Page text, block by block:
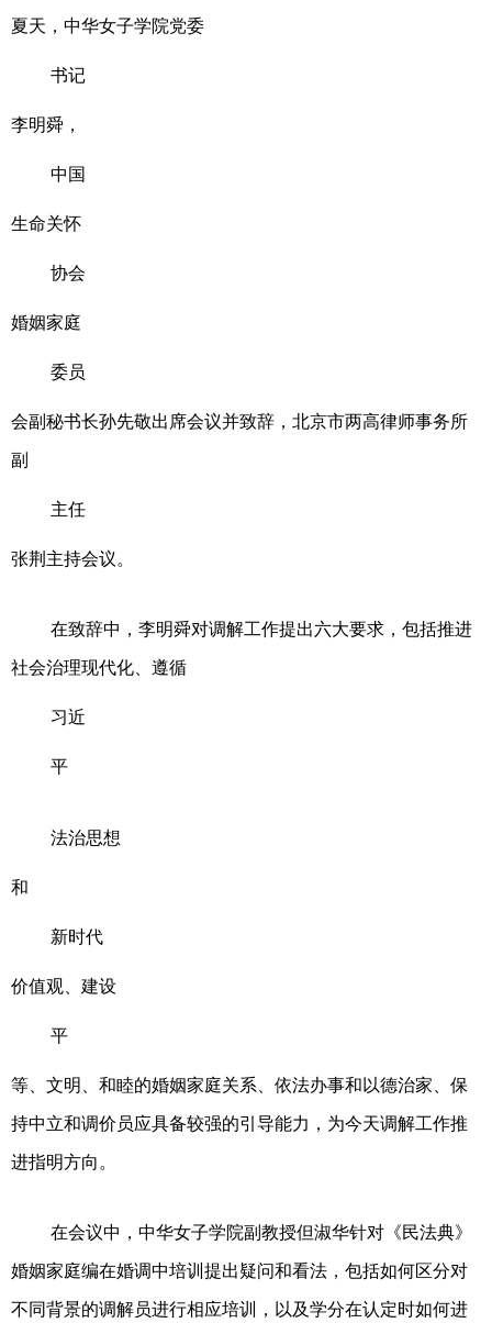
夏天，中华女子学院党委
书记
李明舜，
中国
生命关怀
协会
婚姻家庭
委员
会副秘书长孙先敬出席会议并致辞，北京市两高律师事务所
副
主任
张荆主持会议。
在致辞中，李明舜对调解工作提出六大要求，包括推进
社会治理现代化、遵循
习近
平
法治思想
和
新时代
价值观、建设
平
等、文明、和睦的婚姻家庭关系、依法办事和以德治家、保
持中立和调价员应具备较强的引导能力，为今天调解工作推
进指明方向。
在会议中，中华女子学院副教授但淑华针对《民法典》
婚姻家庭编在婚调中培训提出疑问和看法，包括如何区分对
不同背景的调解员进行相应培训，以及学分在认定时如何进